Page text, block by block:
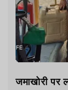
जमाखोरी पर